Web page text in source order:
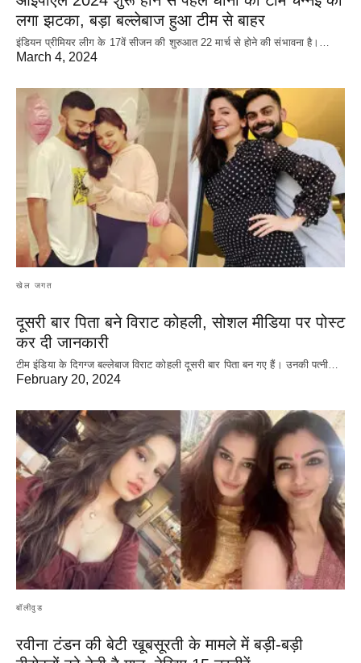
लगा झटका, बड़ा बल्लेबाज हुआ टीम से बाहर
इंडियन प्रीमियर लीग के 17वें सीजन की शुरुआत 22 मार्च से होने की संभावना है।…
March 4, 2024
खेल जगत
दूसरी बार‌ पिता बने विराट कोहली, सोशल मीडिया पर पोस्ट
कर दी‌ जानकारी
टीम इंडिया के दिगग्ज बल्लेबाज विराट कोहली दूसरी बार पिता बन गए हैं। उनकी पत्नी…
February 20, 2024
बॉलीवुड
रवीना टंडन की बेटी खूबसूरती के मामले में बड़ी-बड़ी